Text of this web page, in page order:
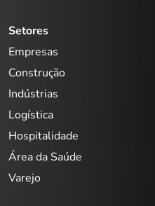
Setores
Empresas
Construção
Indústrias
Logística
Hospitalidade
Área da Saúde
Varejo